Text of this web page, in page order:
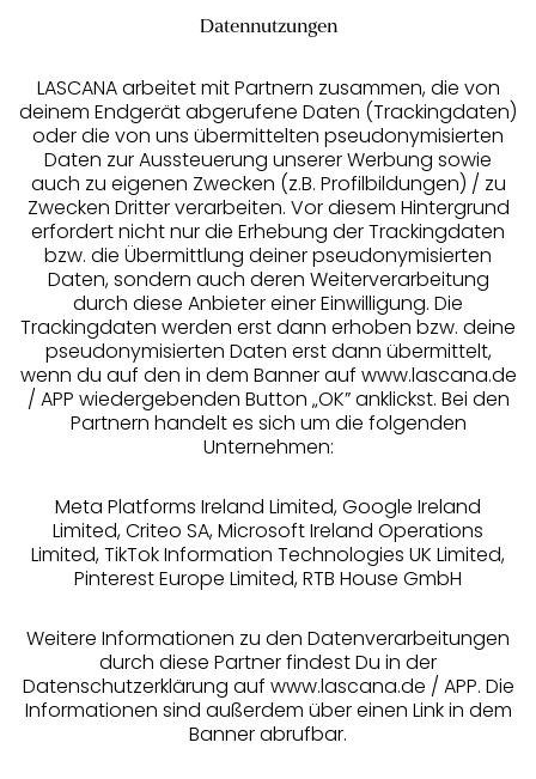
Services
Beratung
Über uns
Rechtliches
Alle Preise inkl. MwSt., zzgl.
Versandkosten
Datennutzungen
LASCANA arbeitet mit Partnern zusammen, die von
deinem Endgerät abgerufene Daten (Trackingdaten)
oder die von uns übermittelten pseudonymisierten
Daten zur Aussteuerung unserer Werbung sowie
auch zu eigenen Zwecken (z.B. Profilbildungen) / zu
Zwecken Dritter verarbeiten. Vor diesem Hintergrund
erfordert nicht nur die Erhebung der Trackingdaten
bzw. die Übermittlung deiner pseudonymisierten
Daten, sondern auch deren Weiterverarbeitung
durch diese Anbieter einer Einwilligung. Die
Trackingdaten werden erst dann erhoben bzw. deine
pseudonymisierten Daten erst dann übermittelt,
wenn du auf den in dem Banner auf www.lascana.de
/ APP wiedergebenden Button „OK” anklickst. Bei den
Partnern handelt es sich um die folgenden
Unternehmen:
Meta Platforms Ireland Limited, Google Ireland
Limited, Criteo SA, Microsoft Ireland Operations
Limited, TikTok Information Technologies UK Limited,
Pinterest Europe Limited, RTB House GmbH
Weitere Informationen zu den Datenverarbeitungen
durch diese Partner findest Du in der
Datenschutzerklärung auf www.lascana.de / APP. Die
Informationen sind außerdem über einen Link in dem
Banner abrufbar.